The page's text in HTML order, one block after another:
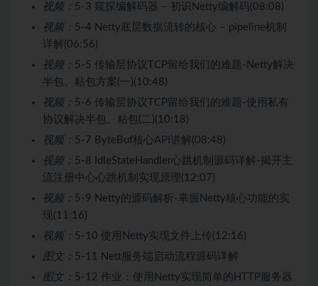
视频： 5-3 窥探编解码器 – 初识Netty编解码(08:08)
视频： 5-4 Netty底层数据流转的核心 – pipeline机制
详解(06:56)
视频： 5-5 传输层协议TCP留给我们的难题-Netty解决
半包、粘包方案(一)(10:48)
视频： 5-6 传输层协议TCP留给我们的难题-使用私有
协议解决半包、粘包(二)(10:18)
视频： 5-7 ByteBuf核心API讲解(08:48)
视频： 5-8 IdleStateHandler心跳机制源码详解-揭开主
流注册中心心跳机制实现原理(12:07)
视频： 5-9 Netty的源码解析-掌握Netty核心功能的实
现(11:16)
视频： 5-10 使用Netty实现文件上传(12:16)
图文： 5-11 Nett服务端启动流程源码详解
图文： 5-12 作业：使用Netty实现简单的HTTP服务器